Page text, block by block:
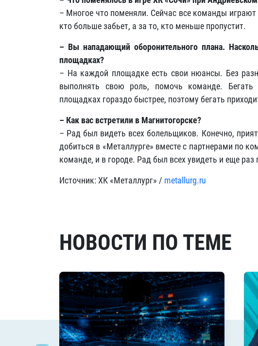
– Многое что поменяли. Сейчас все команды
кто больше забьет, а за то, кто меньше пропустит.
– Вы нападающий оборонительного плана.
площадках?
– На каждой площадке есть свои нюансы. Без
выполнять свою роль, помочь команде.
площадках гораздо быстрее, поэтому бегать
– Как вас встретили в Магнитогорске?
– Рад был видеть всех болельщиков. Конечно,
добиться в «Металлурге» вместе с партнерами по
команде, и в городе. Рад был всех увидеть и еще раз
Источник: ХК «Металлург» / metallurg.ru
НОВОСТИ ПО ТЕМЕ